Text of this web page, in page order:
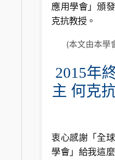
應用學會」頒
克抗教授。
(本文由本學
2015年
主 何克
衷心感謝「全
學會」給我這